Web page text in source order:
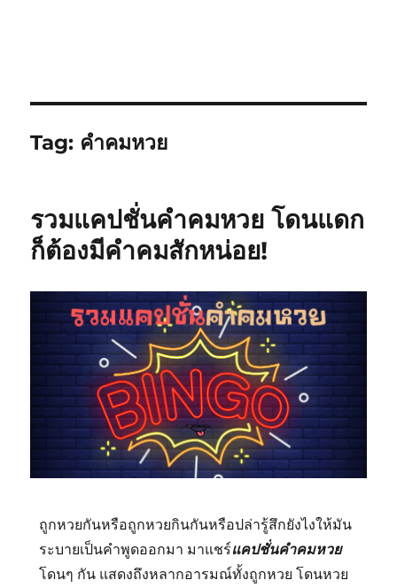
Tag: คำคมหวย
รวมแคปชั่นคำคมหวย โดนแดก
ก็ต้องมีคำคมสักหน่อย!
ถูกหวยกันหรือถูกหวยกินกันหรือปล่ารู้สึกยังไงให้มัน
ระบายเป็นคำพูดออกมา มาแชร์แคปชั่นคำคมหวย
โดนๆ กัน แสดงถึงหลากอารมณ์ทั้งถูกหวย โดนหวย